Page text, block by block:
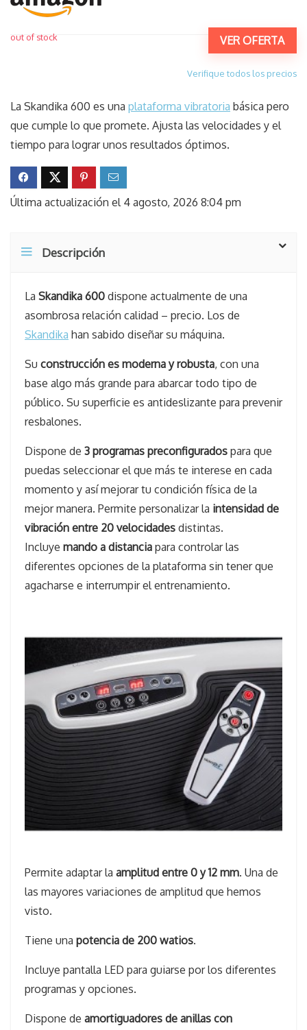
VER OFERTA
out of stock
Verifique todos los precios
La Skandika 600 es una plataforma vibratoria básica pero
que cumple lo que promete. Ajusta las velocidades y el
tiempo para lograr unos resultados óptimos.
Última actualización el 4 agosto, 2026 8:04 pm
Descripción
La Skandika 600 dispone actualmente de una
asombrosa relación calidad – precio. Los de
Skandika han sabido diseñar su máquina.
Su construcción es moderna y robusta, con una
base algo más grande para abarcar todo tipo de
público. Su superficie es antideslizante para prevenir
resbalones.
Dispone de 3 programas preconfigurados para que
puedas seleccionar el que más te interese en cada
momento y así mejorar tu condición física de la
mejor manera. Permite personalizar la intensidad de
vibración entre 20 velocidades distintas.
Incluye mando a distancia para controlar las
diferentes opciones de la plataforma sin tener que
agacharse e interrumpir el entrenamiento.
Permite adaptar la amplitud entre 0 y 12 mm. Una de
las mayores variaciones de amplitud que hemos
visto.
Tiene una potencia de 200 watios.
Incluye pantalla LED para guiarse por los diferentes
programas y opciones.
Dispone de amortiguadores de anillas con